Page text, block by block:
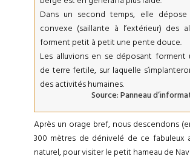
Dans un second temps, elle
convexe (saillante à l’extérieur) des
forment petit à petit une pente douce.
Les alluvions en se déposant forment
de terre fertile, sur laquelle
des activités humaines.
Source: Panneau
Après un orage bref, nous descendons
300 mètres de dénivelé de ce fabuleux
naturel, pour visiter le petit hameau de